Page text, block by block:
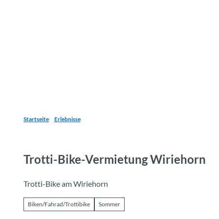
Startseite Erlebnisse
Trotti-Bike-Vermietung Wiriehorn
Trotti-Bike am Wiriehorn
Biken/Fahrad/Trottibike Sommer